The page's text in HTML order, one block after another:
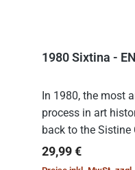
1980 Sixtina - EN
In 1980, the most
process in art
back to the Sistine
team of experts
the meticulous job
Regulärer Preis:
29,99 €